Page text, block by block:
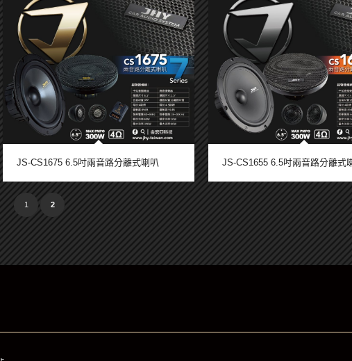
JS-CS1675 6.5吋兩音路分離式喇叭 JS-CS1655 6.5吋兩音路分離式
1 2